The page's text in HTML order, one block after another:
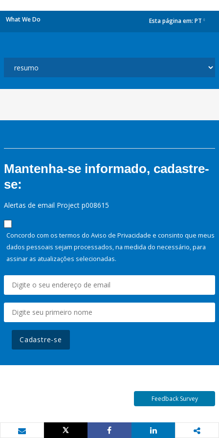
What We Do Esta página em: PT
Mantenha-se informado, cadastre-
se:
Alertas de email Project p008615
Concordo com os termos do Aviso de Privacidade e consinto que meus
dados pessoais sejam processados, na medida do necessário, para
assinar as atualizações selecionadas.
Cadastre-se
Feedback Survey